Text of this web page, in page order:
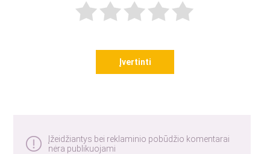
Įvertinti
Įžeidžiantys bei reklaminio pobūdžio komentarai
nėra publikuojami